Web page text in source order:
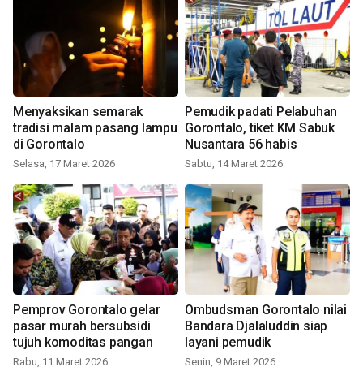
Menyaksikan semarak
tradisi malam pasang lampu
di Gorontalo
Selasa, 17 Maret 2026
Pemudik padati Pelabuhan
Gorontalo, tiket KM Sabuk
Nusantara 56 habis
Sabtu, 14 Maret 2026
Pemprov Gorontalo gelar
pasar murah bersubsidi
tujuh komoditas pangan
Rabu, 11 Maret 2026
Ombudsman Gorontalo nilai
Bandara Djalaluddin siap
layani pemudik
Senin, 9 Maret 2026